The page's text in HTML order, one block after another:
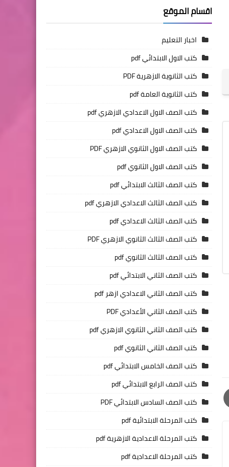
اقسام الموقع
اخبار التعليم
كتب الاول الابتدائي pdf
كتب الثانوية الازهرية PDF
كتب الثانوية العامة pdf
كتب الصف الاول الاعدادي الازهري pdf
كتب الصف الاول الاعدادي pdf
كتب الصف الاول الثانوي الازهري PDF
كتب الصف الاول الثانوي pdf
كتب الصف الثالث الابتدائي pdf
كتب الصف الثالث الاعدادي الازهري pdf
كتب الصف الثالث الاعدادي pdf
كتب الصف الثالث الثانوي الازهري PDF
كتب الصف الثالث الثانوي pdf
كتب الصف الثاني الابتدائي pdf
كتب الصف الثاني الاعدادي ازهر pdf
كتب الصف الثاني الأعدادي PDF
كتب الصف الثاني الثانوي الازهري pdf
كتب الصف الثاني الثانوي pdf
كتب الصف الخامس الابتدائي pdf
كتب الصف الرابع الابتدائي pdf
كتب الصف السادس الابتدائي PDF
كتب المرحلة الابتدائية pdf
كتب المرحلة الاعدادية الازهرية pdf
كتب المرحلة الاعدادية pdf